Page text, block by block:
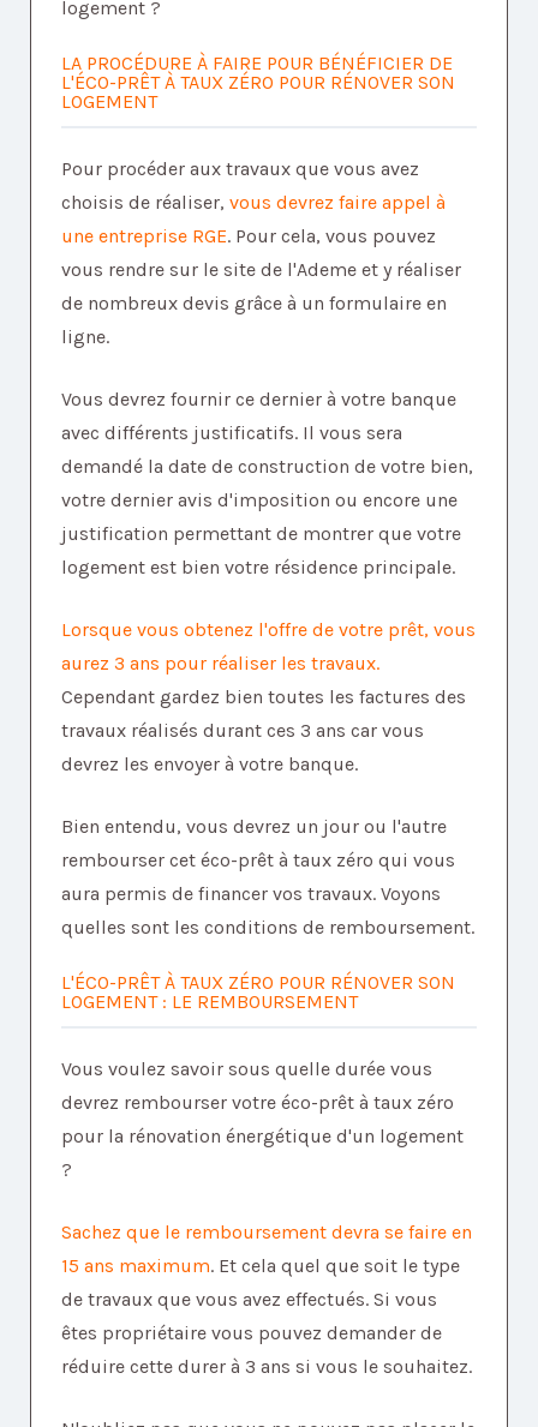
logement ?
LA PROCÉDURE À FAIRE POUR BÉNÉFICIER DE
L'ÉCO-PRÊT À TAUX ZÉRO POUR RÉNOVER SON
LOGEMENT
Pour procéder aux travaux que vous avez
choisis de réaliser, vous devrez faire appel à
une entreprise RGE. Pour cela, vous pouvez
vous rendre sur le site de l'Ademe et y réaliser
de nombreux devis grâce à un formulaire en
ligne.
Vous devrez fournir ce dernier à votre banque
avec différents justificatifs. Il vous sera
demandé la date de construction de votre bien,
votre dernier avis d'imposition ou encore une
justification permettant de montrer que votre
logement est bien votre résidence principale.
Lorsque vous obtenez l'offre de votre prêt, vous
aurez 3 ans pour réaliser les travaux.
Cependant gardez bien toutes les factures des
travaux réalisés durant ces 3 ans car vous
devrez les envoyer à votre banque.
Bien entendu, vous devrez un jour ou l'autre
rembourser cet éco-prêt à taux zéro qui vous
aura permis de financer vos travaux. Voyons
quelles sont les conditions de remboursement.
L'ÉCO-PRÊT À TAUX ZÉRO POUR RÉNOVER SON
LOGEMENT : LE REMBOURSEMENT
Vous voulez savoir sous quelle durée vous
devrez rembourser votre éco-prêt à taux zéro
pour la rénovation énergétique d'un logement
?
Sachez que le remboursement devra se faire en
15 ans maximum. Et cela quel que soit le type
de travaux que vous avez effectués. Si vous
êtes propriétaire vous pouvez demander de
réduire cette durer à 3 ans si vous le souhaitez.